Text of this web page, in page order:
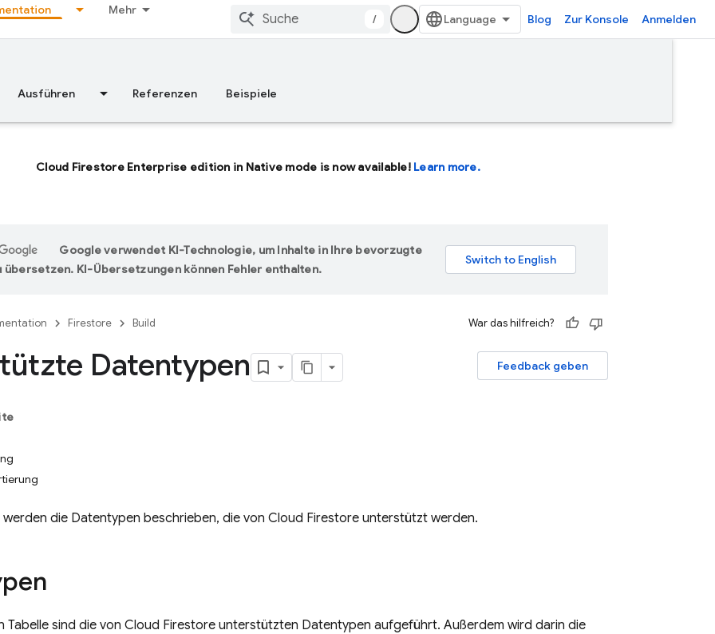
Mehr
/ Blog Zur Konsole Anmelden
Ausführen Referenzen Beispiele
Cloud Firestore Enterprise edition in Native mode is now available! Learn more.
Google verwendet KI-Technologie, um Inhalte in Ihre bevorzugte
übersetzen. KI-Übersetzungen können Fehler enthalten.
Firestore Build War das hilfreich?
Feedback geben
Datentypen
werden die Datentypen beschrieben, die von Cloud Firestore unterstützt werden.
Tabelle sind die von Cloud Firestore unterstützten Datentypen aufgeführt. Außerdem wird darin die